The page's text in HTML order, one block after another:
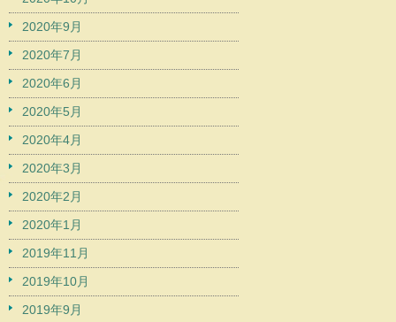
2020年9月
2020年7月
2020年6月
2020年5月
2020年4月
2020年3月
2020年2月
2020年1月
2019年11月
2019年10月
2019年9月